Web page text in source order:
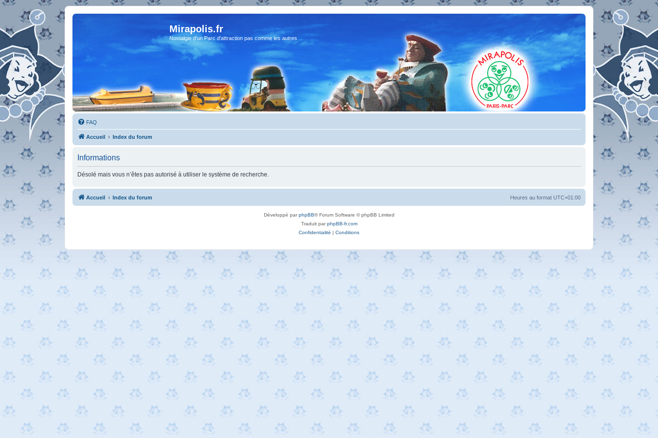
Mirapolis.fr
Nostalgie d'un Parc d'attraction pas comme les autres
FAQ
Accueil Index du forum
Informations
Désolé mais vous n’êtes pas autorisé à utiliser le système de recherche.
Accueil Index du forum Heures au format UTC+01:00
Développé parphpBB® Forum Software © phpBB Limited
Traduit parphpBB-fr.com
Confidentialité | Conditions